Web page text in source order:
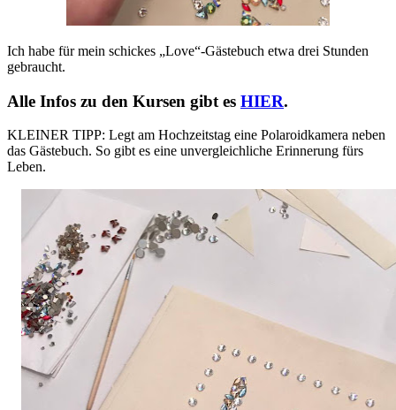
Ich habe für mein schickes „Love“-Gästebuch etwa drei Stunden
gebraucht.
Alle Infos zu den Kursen gibt es HIER.
KLEINER TIPP: Legt am Hochzeitstag eine Polaroidkamera neben
das Gästebuch. So gibt es eine unvergleichliche Erinnerung fürs
Leben.